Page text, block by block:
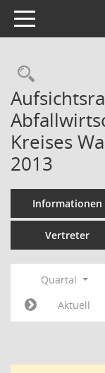
Toggle navigation
Kreises
2013
Informationen
Vertreter
Quartal
Aktuell